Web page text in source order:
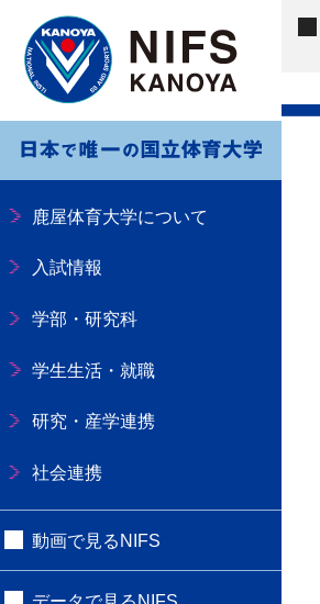
鹿屋体育大学について
入試情報
学部・研究科
学生生活・就職
研究・産学連携
社会連携
動画で見るNIFS